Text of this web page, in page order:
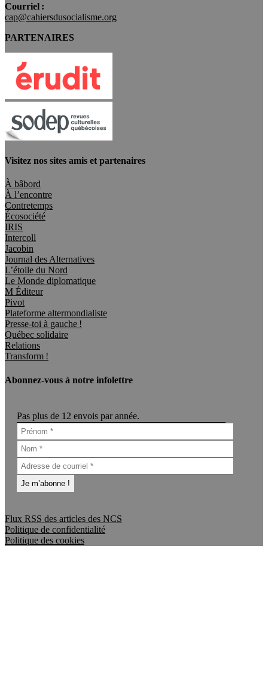
Courriel :
cap@cahiersdusocialisme.org
PARTENAIRES
Visitez nos sites amis et partenaires
À bâbord
À l’encontre
Contretemps
Écosociété
IRIS
Intercoll
Jacobin
Journal des Alternatives
L’étoile du Nord
Le Monde diplomatique
M Éditeur
Pivot
Plateforme altermondialiste
Presse-toi à gauche !
Québec solidaire
Relations
Transform !
Abonnez-vous à notre infolettre
Pas plus de 12 envois par année.
Flux RSS des articles des NCS
Politique de confidentialité
Politique des cookies